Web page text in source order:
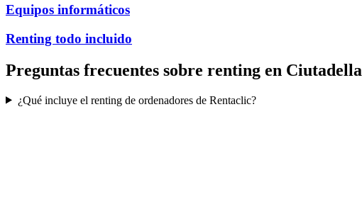
Equipos informáticos
Renting todo incluido
Preguntas frecuentes sobre renting en Ciutadella
¿Qué incluye el renting de ordenadores de Rentaclic?